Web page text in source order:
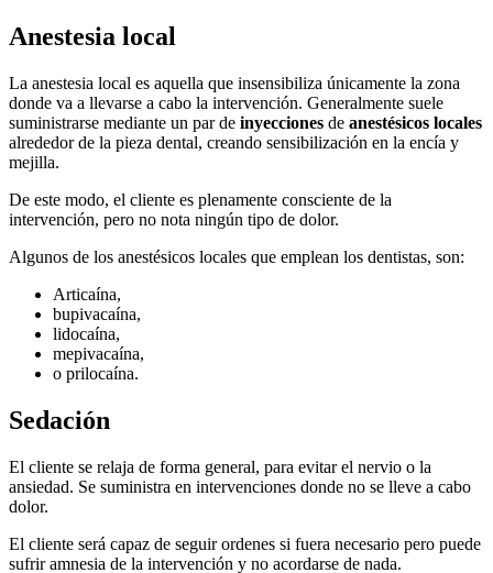
Anestesia local
La anestesia local es aquella que insensibiliza únicamente la zona
donde va a llevarse a cabo la intervención. Generalmente suele
suministrarse mediante un par de inyecciones de anestésicos locales
alrededor de la pieza dental, creando sensibilización en la encía y
mejilla.
De este modo, el cliente es plenamente consciente de la
intervención, pero no nota ningún tipo de dolor.
Algunos de los anestésicos locales que emplean los dentistas, son:
Articaína,
bupivacaína,
lidocaína,
mepivacaína,
o prilocaína.
Sedación
El cliente se relaja de forma general, para evitar el nervio o la
ansiedad. Se suministra en intervenciones donde no se lleve a cabo
dolor.
El cliente será capaz de seguir ordenes si fuera necesario pero puede
sufrir amnesia de la intervención y no acordarse de nada.